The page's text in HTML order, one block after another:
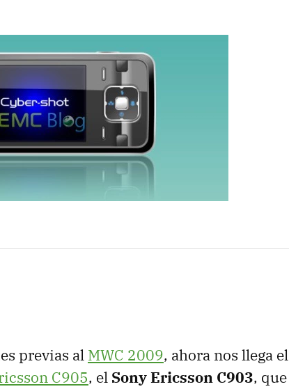
previas al MWC 2009, ahora nos llega el
C905, el Sony Ericsson C903, que